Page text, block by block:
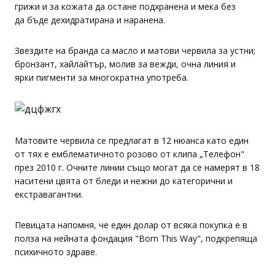
грижи и за кожата да остане подхранена и мека без
да бъде дехидратирана и наранена.
Звездите на бранда са масло и матови червила за устни;
бронзант, хайлайтър, молив за вежди, очна линия и
ярки пигменти за многократна употреба.
Матовите червила се предлагат в 12 нюанса като един
от тях е емблематичното розово от клипа „Телефон"
през 2010 г. Очните линии също могат да се намерят в 18
наситени цвята от бледи и нежни до категорични и
екстравагантни.
Певицата напомня, че един долар от всяка покупка е в
полза на нейната фондация "Born This Way", подкрепяща
психичното здраве.